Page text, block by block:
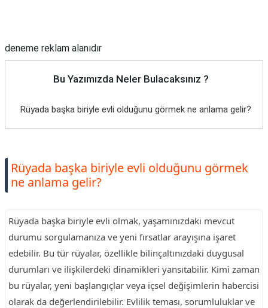
deneme reklam alanıdır
Bu Yazımızda Neler Bulacaksınız ?
Rüyada başka biriyle evli olduğunu görmek ne anlama gelir?
Rüyada başka biriyle evli olduğunu görmek
ne anlama gelir?
Rüyada başka biriyle evli olmak, yaşamınızdaki mevcut
durumu sorgulamanıza ve yeni fırsatlar arayışına işaret
edebilir. Bu tür rüyalar, özellikle bilinçaltınızdaki duygusal
durumları ve ilişkilerdeki dinamikleri yansıtabilir. Kimi zaman
bu rüyalar, yeni başlangıçlar veya içsel değişimlerin habercisi
olarak da değerlendirilebilir. Evlilik teması, sorumluluklar ve